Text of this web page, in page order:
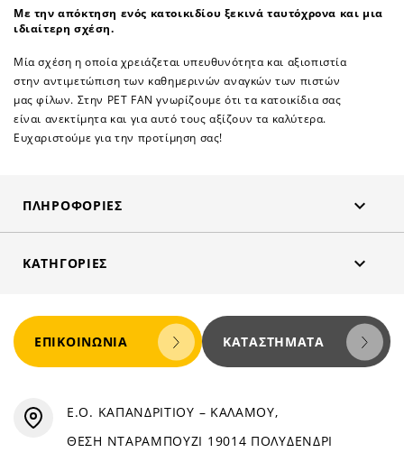
Με την απόκτηση ενός κατοικιδίου ξεκινά ταυτόχρονα και μια
ιδιαίτερη σχέση.
Μία σχέση η οποία χρειάζεται υπευθυνότητα και αξιοπιστία
στην αντιμετώπιση των καθημερινών αναγκών των πιστών
μας φίλων. Στην PET FAN γνωρίζουμε ότι τα κατοικίδια σας
είναι ανεκτίμητα και για αυτό τους αξίζουν τα καλύτερα.
Ευχαριστούμε για την προτίμηση σας!
ΠΛΗΡΟΦΟΡΊΕΣ 
ΚΑΤΗΓΟΡΊΕΣ 
ΕΠΙΚΟΙΝΩΝΊΑ ΚΑΤΑΣΤΉΜΑΤΑ
Ε.Ο. ΚΑΠΑΝΔΡΙΤΙΟΥ – ΚΑΛΑΜΟΥ,
ΘΕΣΗ ΝΤΑΡΑΜΠΟΥΖΙ 19014 ΠΟΛΥΔΕΝΔΡΙ